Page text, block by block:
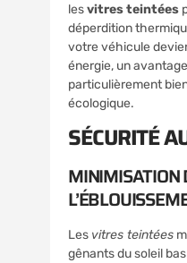
lesvitres teintées
déperdition
votre véhicule
énergie, un
particulièrement
écologique.
SÉCURITÉ
MINIMISATION
Les vitres teintées
gênants du soleil